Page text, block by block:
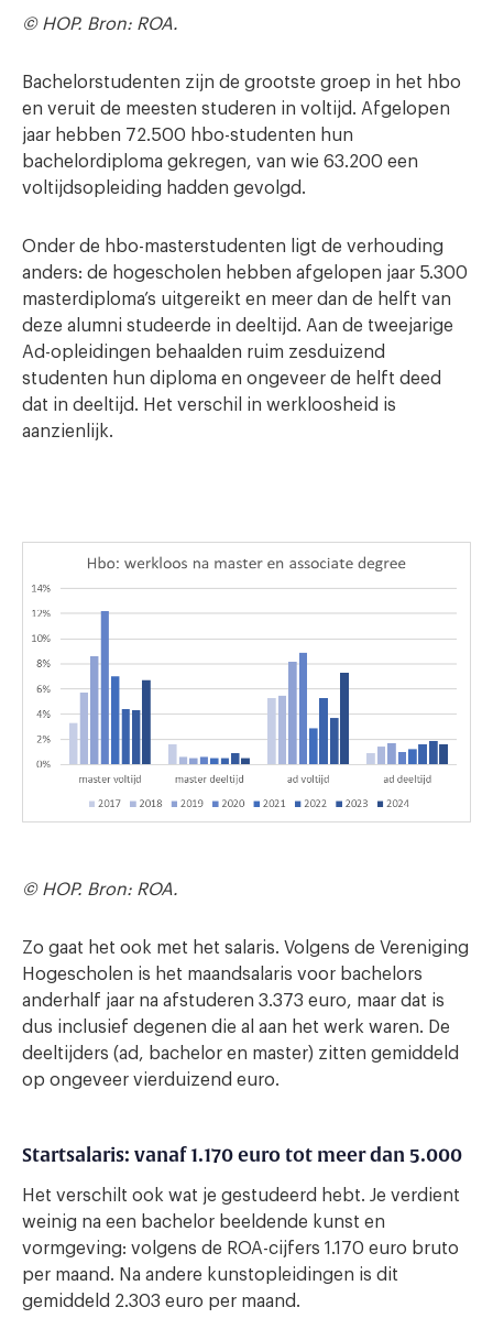
© HOP. Bron: ROA.
Bachelorstudenten zijn de grootste groep in het hbo
en veruit de meesten studeren in voltijd. Afgelopen
jaar hebben 72.500 hbo-studenten hun
bachelordiploma gekregen, van wie 63.200 een
voltijdsopleiding hadden gevolgd.
Onder de hbo-masterstudenten ligt de verhouding
anders: de hogescholen hebben afgelopen jaar 5.300
masterdiploma’s uitgereikt en meer dan de helft van
deze alumni studeerde in deeltijd. Aan de tweejarige
Ad-opleidingen behaalden ruim zesduizend
studenten hun diploma en ongeveer de helft deed
dat in deeltijd. Het verschil in werkloosheid is
aanzienlijk.
© HOP. Bron: ROA.
Zo gaat het ook met het salaris. Volgens de Vereniging
Hogescholen is het maandsalaris voor bachelors
anderhalf jaar na afstuderen 3.373 euro, maar dat is
dus inclusief degenen die al aan het werk waren. De
deeltijders (ad, bachelor en master) zitten gemiddeld
op ongeveer vierduizend euro.
Startsalaris: vanaf 1.170 euro tot meer dan 5.000
Het verschilt ook wat je gestudeerd hebt. Je verdient
weinig na een bachelor beeldende kunst en
vormgeving: volgens de ROA-cijfers 1.170 euro bruto
per maand. Na andere kunstopleidingen is dit
gemiddeld 2.303 euro per maand.